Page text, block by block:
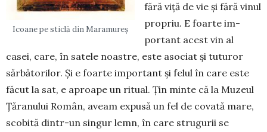
Icoane pe sticlă din Maramureș
fără viță de vie și fără vinul
propriu. E foarte im­
portant acest vin al
casei, care, în satele noastre, este asociat și tuturor
sărbătorilor. Și e foarte im­por­tant și felul în care este
făcut la sat, e aproape un ritual. Țin minte că la Muzeul
Țăranului Român, aveam expusă un fel de covată mare,
scobită din­tr-un singur lemn, în care strugurii se